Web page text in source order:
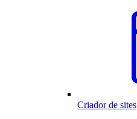
Criador de sites